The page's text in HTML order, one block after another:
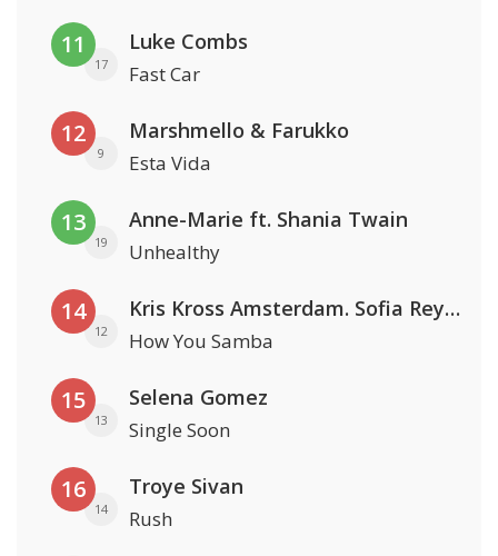
11
17
Luke Combs
Fast Car
12
9
Marshmello & Farukko
Esta Vida
13
19
Anne-Marie ft. Shania Twain
Unhealthy
14
12
Kris Kross Amsterdam. Sofia Reyes & Tinie Tempah
How You Samba
15
13
Selena Gomez
Single Soon
16
14
Troye Sivan
Rush